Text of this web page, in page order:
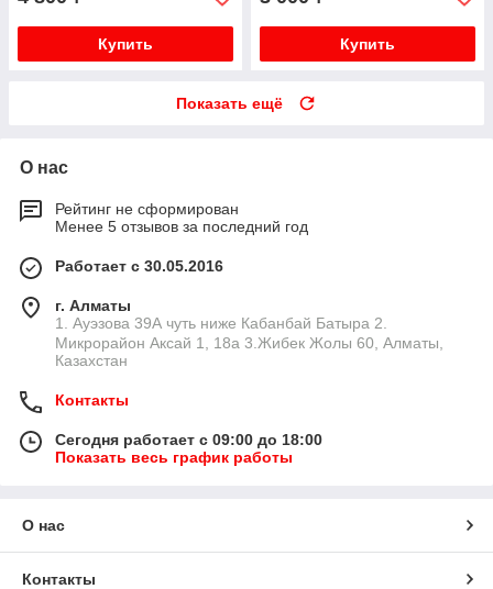
Купить Купить
Показать ещё
О нас
Рейтинг не сформирован
Менее 5 отзывов за последний год
Работает с 30.05.2016
г. Алматы
1. Ауэзова 39А чуть ниже Кабанбай Батыра ㅤㅤㅤㅤㅤㅤㅤㅤㅤㅤㅤㅤㅤㅤ2. ​
Микрорайон Аксай 1, 18а 3.Жибек Жолы 60, Алматы,
Казахстан
Контакты
Сегодня работает с 09:00 до 18:00
Показать весь график работы
О нас
Контакты